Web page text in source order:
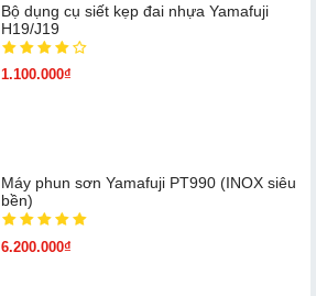
Bộ dụng cụ siết kẹp đai nhựa Yamafuji
H19/J19
1.100.000₫
Máy phun sơn Yamafuji PT990 (INOX siêu
bền)
6.200.000₫